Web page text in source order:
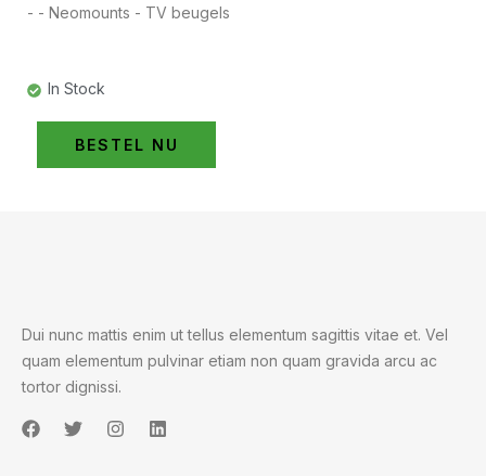
- - Neomounts - TV beugels
In Stock
BESTEL NU
Dui nunc mattis enim ut tellus elementum sagittis vitae et. Vel
quam elementum pulvinar etiam non quam gravida arcu ac
tortor dignissi.